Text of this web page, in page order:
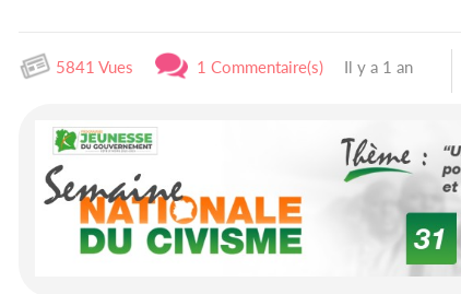
5841 Vues 1 Commentaire(s) Il y a 1 an